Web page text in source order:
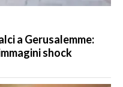
a Gerusalemme:
shock